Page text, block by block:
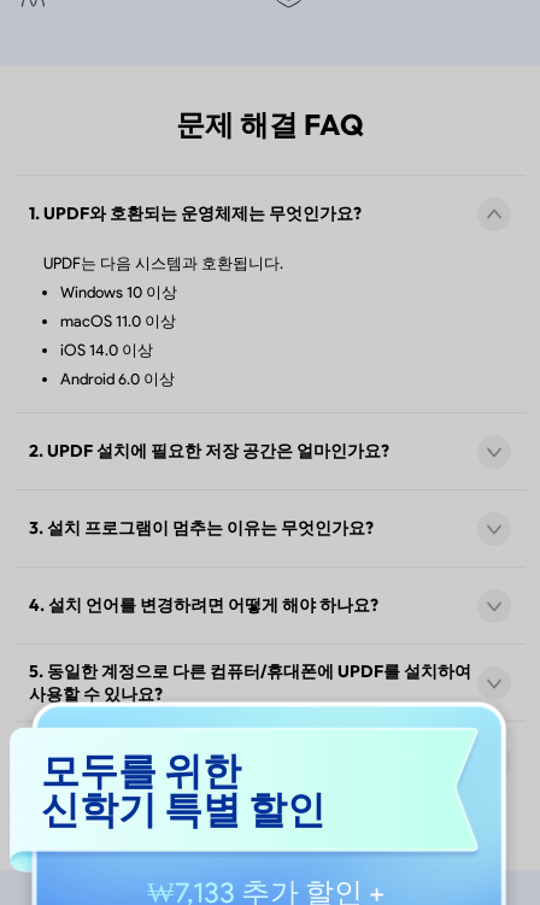
동시에 로그인 가능
하나의 계정으로 두 개의 웹 기기에
동시에 로그인 가능
안전하게Nomostar
Nomostar iOS용
iOS 14.0 이상 지원
Nomostar Android용
문제 해결 FAQ
1. UPDF와 호환되는 운영체제는 무엇인가요?
UPDF는 다음 시스템과 호환됩니다.
Windows 10 이상
macOS 11.0 이상
iOS 14.0 이상
Android 6.0 이상
2. UPDF 설치에 필요한 저장 공간은 얼마인가요?
UPDF의 구체적인 패키지 크기입니다.
Mac (앱 스토어 버전): 296.9 MB
Android: 140MB
3. 설치 프로그램이 멈추는 이유는 무엇인가요?
프트웨어 충돌, 시스템 리소스 부족 등이 원인일 수 있습니다. UPDF
가 지속되면support@superace.com으로 문의해 주시기 바랍니다.
4. 설치 언어를 변경하려면 어떻게 해야 하나요?
경할 수 있습니다. 이미 UPDF를 설치한 경우에도 Windows에서는
파일 > 환경 설정 > 일반 > 응용 프로그램 언어로 이동하거나 Mac
5. 동일한 계정으로 다른 컴퓨터/휴대폰에 UPDF를 설치하여
사용할 수 있나요?
네. 하나의 UPDF 계정으로 두 대의 데스크톱과 두 대의 모바일 디바
이스에서 동시에 로그인할 수 있습니다.
6. Google Play에 접속하지 않고 Android에서 UPDF를 다운
로드할 수 있나요?
예. 구글 플레이에 액세스할 수 없고 안드로이드 디바이스에 UPDF
를 다운로드하려면 여기를 클릭하여
UPDF 안드로이드 APK를 휴
대폰에 직접 다운로드할 수 있습니다. 그런 다음 다운로드한 APK
아직 궁금한 점이 있으신가요?기능|연락처 사용자 가이드
모두를 위한
신학기 특별 할인
₩7,133 추가 할인 +